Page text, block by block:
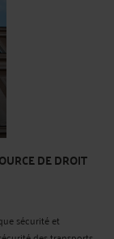
DE DROIT
sécurité et